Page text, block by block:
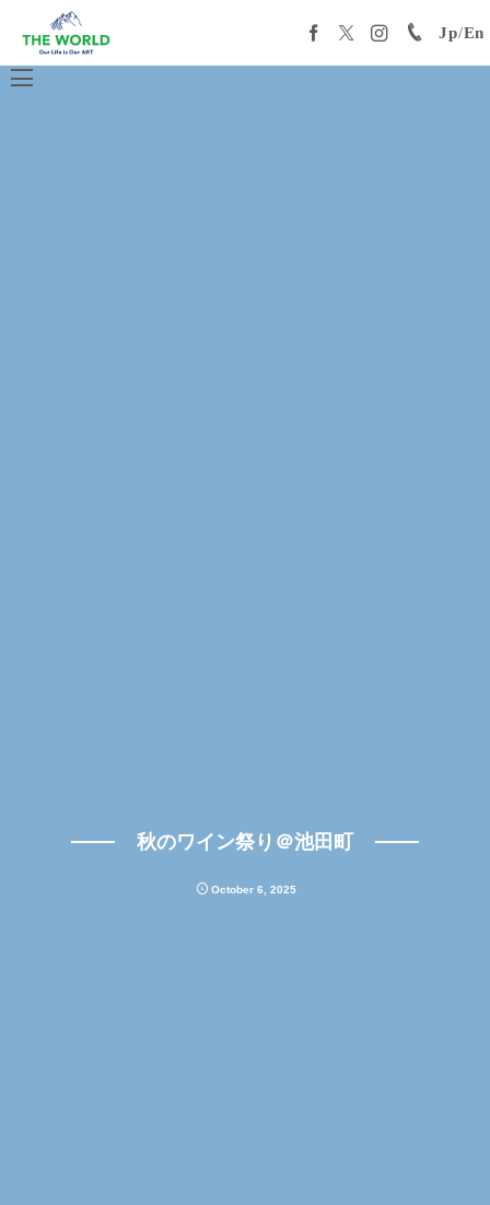
Jp/En
秋のワイン祭り＠池田町
October 6,2025